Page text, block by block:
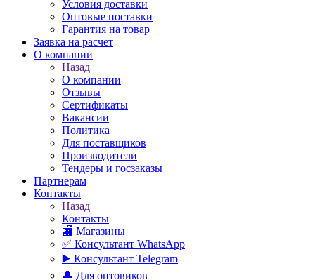
Условия доставки
Оптовые поставки
Гарантия на товар
Заявка на расчет
О компании
Назад
О компании
Отзывы
Сертификаты
Вакансии
Политика
Для поставщиков
Производители
Тендеры и госзаказы
Партнерам
Контакты
Назад
Контакты
🏬 Магазины
✅️ Консультант WhatsApp
▶️ Консультант Telegram
🔔 Для оптовиков